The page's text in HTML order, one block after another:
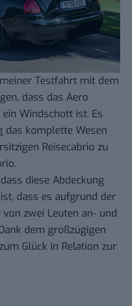
Testfahrt mit dem
dass das Aero
Windschott ist. Es
das komplette Wesen
Reisecabrio zu
diese Abdeckung
dass es aufgrund der
zwei Leuten an- und
dem großzügigen
Glück in Relation zur